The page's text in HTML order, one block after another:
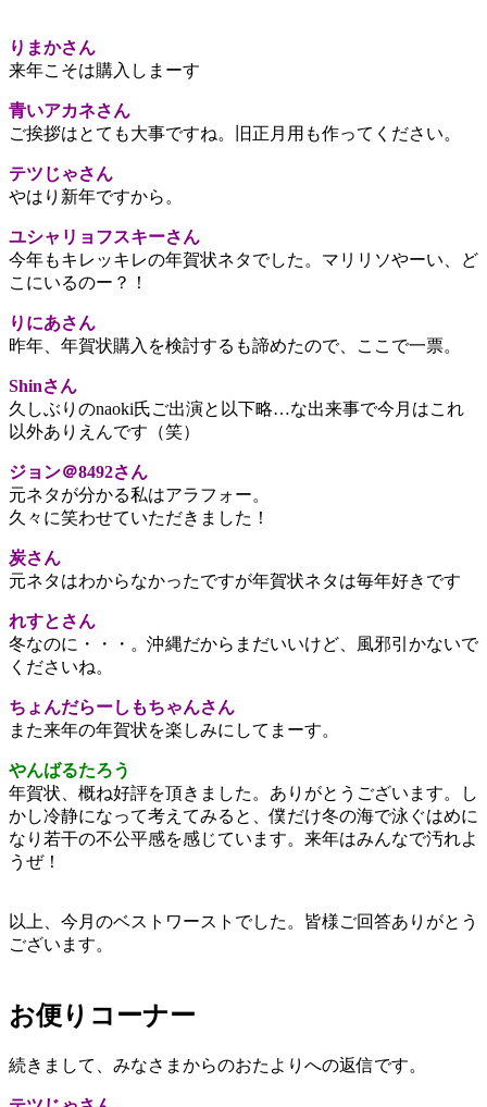
りまかさん
来年こそは購入しまーす
青いアカネさん
ご挨拶はとても大事ですね。旧正月用も作ってください。
テツじゃさん
やはり新年ですから。
ユシャリョフスキーさん
今年もキレッキレの年賀状ネタでした。マリリソやーい、ど
こにいるのー？！
りにあさん
昨年、年賀状購入を検討するも諦めたので、ここで一票。
Shinさん
久しぶりのnaoki氏ご出演と以下略…な出来事で今月はこれ
以外ありえんです（笑）
ジョン＠8492さん
元ネタが分かる私はアラフォー。
久々に笑わせていただきました！
炭さん
元ネタはわからなかったですが年賀状ネタは毎年好きです
れすとさん
冬なのに・・・。沖縄だからまだいいけど、風邪引かないで
くださいね。
ちょんだらーしもちゃんさん
また来年の年賀状を楽しみにしてまーす。
やんばるたろう
年賀状、概ね好評を頂きました。ありがとうございます。し
かし冷静になって考えてみると、僕だけ冬の海で泳ぐはめに
なり若干の不公平感を感じています。来年はみんなで汚れよ
うぜ！
以上、今月のベストワーストでした。皆様ご回答ありがとう
ございます。
お便りコーナー
続きまして、みなさまからのおたよりへの返信です。